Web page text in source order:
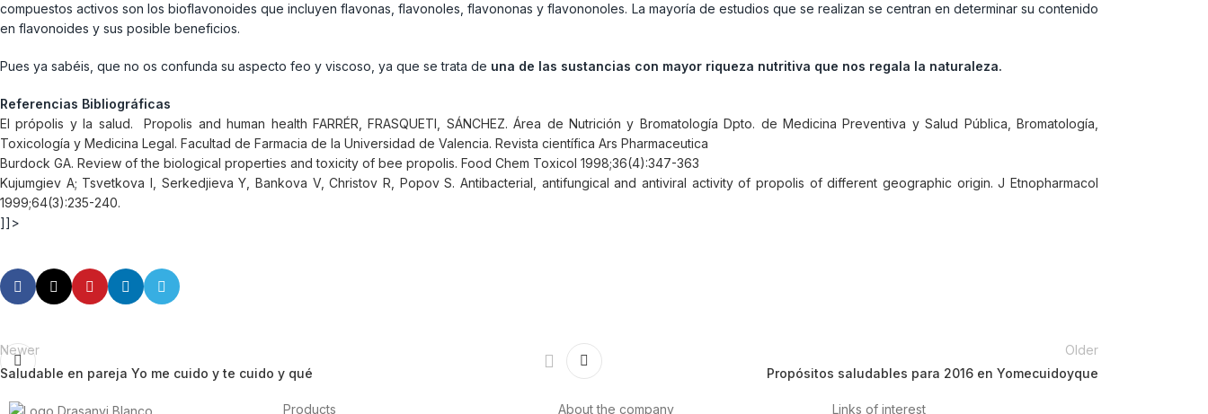
compuestos activos son los bioflavonoides que incluyen flavonas, flavonoles, flavononas y flavononoles. La mayoría de estudios que se realizan se centran en determinar su contenido
en flavonoides y sus posible beneficios.
Pues ya sabéis, que no os confunda su aspecto feo y viscoso, ya que se trata de una de las sustancias con mayor riqueza nutritiva que nos regala la naturaleza.
Referencias Bibliográficas
El própolis y la salud. Propolis and human health FARRÉR, FRASQUETI, SÁNCHEZ. Área de Nutrición y Bromatología Dpto. de Medicina Preventiva y Salud Pública, Bromatología,
Toxicología y Medicina Legal. Facultad de Farmacia de la Universidad de Valencia. Revista científica Ars Pharmaceutica
Burdock GA. Review of the biological properties and toxicity of bee propolis. Food Chem Toxicol 1998;36(4):347-363
Kujumgiev A; Tsvetkova I, Serkedjieva Y, Bankova V, Christov R, Popov S. Antibacterial, antifungical and antiviral activity of propolis of different geographic origin. J Etnopharmacol
1999;64(3):235-240.
]]>
Newer
Saludable en pareja Yo me cuido y te cuido y qué
Older
Propósitos saludables para 2016 en Yomecuidoyque
Products About the company Links of interest